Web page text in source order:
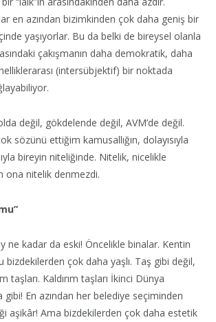
en azından bizimkinden çok daha geniş bir
yaşıyorlar. Bu da belki de bireysel olanla
çakışmanın daha demokratik, daha
(intersübjektif) bir noktada
değil, gökdelende değil, AVM’de değil.
sözünü ettiğim kamusallığın, dolayısıyla
bireyin niteliğinde. Nitelik, nicelikle
ona nitelik denmezdi.
ne kadar da eski! Öncelikle binalar. Kentin
çok daha yaşlı. Taş gibi değil,
taşları. Kaldırım taşları İkinci Dünya
gibi! En azından her belediye seçiminden
aşikâr! Ama bizdekilerden çok daha estetik